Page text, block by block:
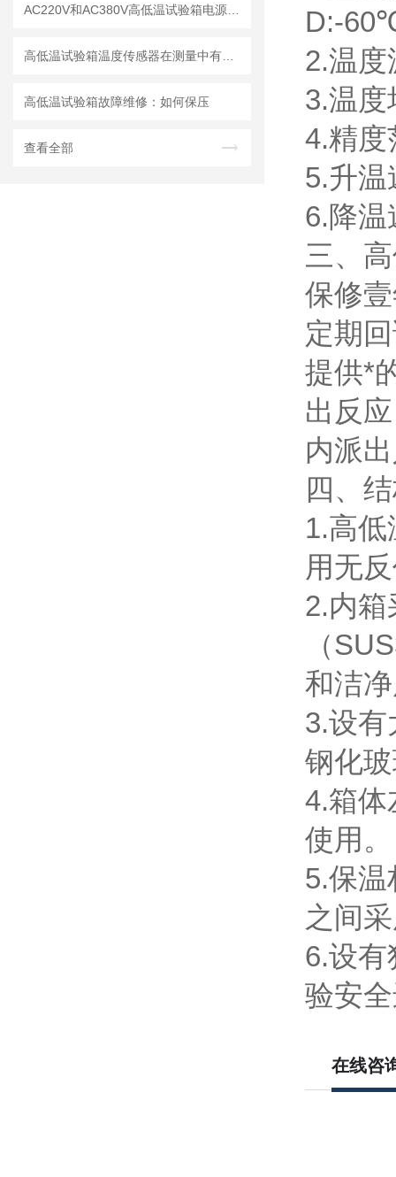
高低温试验箱故障维修：如何保压
查看全部
D:-
2.温
3.温
4.精
5.升
6.降
三、
保修
定期
提供*
出反
内派
四、
1.高
用无
2.内箱
（
和洁
3.设
钢化
4.箱体
使用。
5.保温
之间
6.设
验安
在线咨